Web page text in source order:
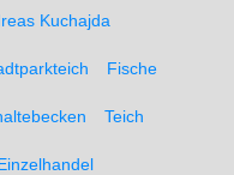
Kuchajda
Fische
Teich